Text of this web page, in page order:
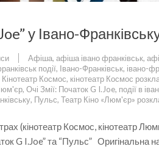
у Івано-
Афіша, афіша івано франківськ,
події, Івано-Франківськ, івано-
Кінотеатр Космос, кінотеатр Космос
, Очі Змії: Початок G I.Joe, події в
, Пульс, Театр Кіно «Люм'єр»
(кінотеатр Космос, кінотеатр
G I.Joe” та “Пульс” Оригінальна